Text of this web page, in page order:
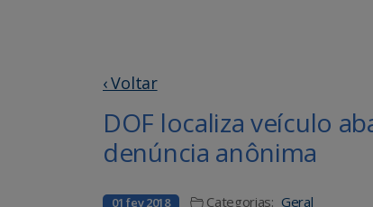
‹ Voltar
DOF localiza veículo
denúncia anônima
01 fev 2018 Categorias: Geral